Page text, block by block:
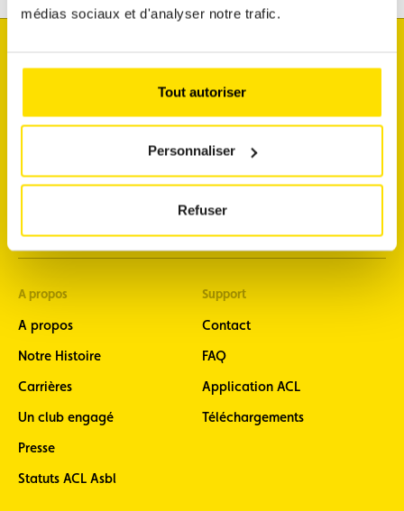
médias sociaux et d'analyser notre trafic.
Tout autoriser
Personnaliser
Refuser
connaître l'état du trafic
faire diagnostiquer mon véhicule
découvrir mes avantages membres
commander une vignette
A propos
A propos
Notre Histoire
Carrières
Un club engagé
Presse
Statuts ACL Asbl
Support
Contact
FAQ
Application ACL
Téléchargements